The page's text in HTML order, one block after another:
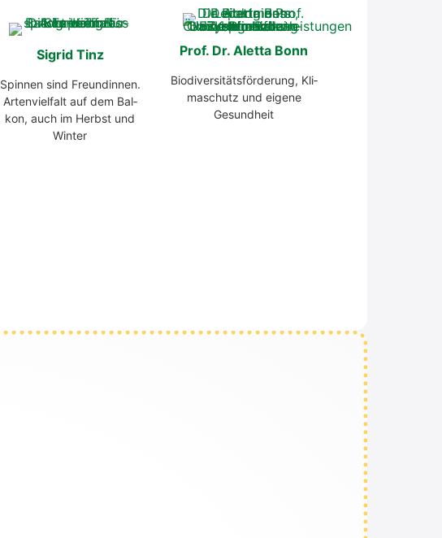
Sig­rid Tinz
Spin­nen sind Freun­din­nen.
Arten­viel­falt auf dem Bal­
kon, auch im Herbst und
Win­ter
Prof. Dr. Alet­ta Bonn
Bio­di­ver­si­täts­för­de­rung, Kli­
ma­schutz und eige­ne
Gesund­heit